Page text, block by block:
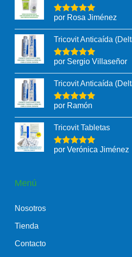
por Rosa Jiménez
Tricovit Anticaída
por Sergio Villaseñor
Tricovit Anticaída
por Ramón
Tricovit Tabletas
por Verónica Jiménez
Menú
Nosotros
Tienda
Contacto